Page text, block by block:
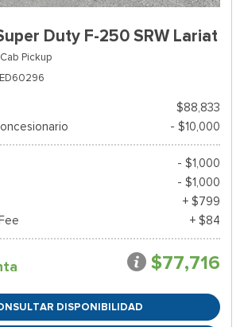
Duty F-250 SRW Lariat
Pickup
$88,833
- $10,000
- $1,000
- $1,000
+ $799
+ $84
$77,716
DISPONIBILIDAD